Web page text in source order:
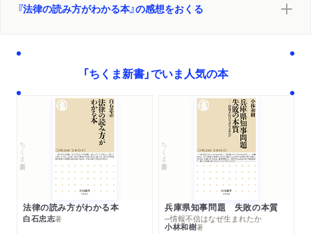
『法律の読み方がわかる本』の感想をおくる
「ちくま新書」でいま人気の本
ちくま新書
法律の読み方がわかる本
白石忠志著
ちくま新書
兵庫県知事問題 失敗の本質
─情報不信はなぜ生まれたか
小林和樹著